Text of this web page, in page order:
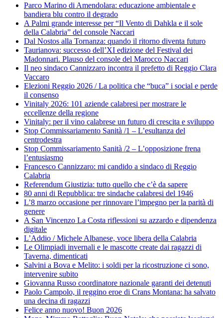
Parco Marino di Amendolara: educazione ambientale e
bandiera blu contro il degrado
A Palmi grande interesse per “Il Vento di Dahkla e il sole
della Calabria” del console Naccari
Dal Nostos alla Tornanza: quando il ritorno diventa futuro
Taurianova: successo dell’XI edizione del Festival dei
Madonnari. Plauso del console del Marocco Naccari
Il neo sindaco Cannizzaro incontra il prefetto di Reggio Clara
Vaccaro
Elezioni Reggio 2026 / La politica che “buca” i social e perde
il consenso
Vinitaly 2026: 101 aziende calabresi per mostrare le
eccellenze della regione
Vinitaly: per il vino calabrese un futuro di crescita e sviluppo
Stop Commissariamento Sanità /1 – L’esultanza del
centrodestra
Stop Commissariamento Sanità /2 – L’opposizione frena
l’entusiasmo
Francesco Cannizzaro: mi candido a sindaco di Reggio
Calabria
Referendum Giustizia: tutto quello che c’è da sapere
80 anni di Repubblica: tre sindache calabresi del 1946
L’8 marzo occasione per rinnovare l’impegno per la parità di
genere
A San Vincenzo La Costa riflessioni su azzardo e dipendenza
digitale
L’Addio / Michele Albanese, voce libera della Calabria
Le Olimpiadi invernali e le mascotte create dai ragazzi di
Taverna, dimenticati
Salvini a Bova e Melito: i soldi per la ricostruzione ci sono,
intervenire subito
Giovanna Russo coordinatore nazionale garanti dei detenuti
Paolo Campolo, il reggino eroe di Crans Montana: ha salvato
una decina di ragazzi
Felice anno nuovo! Buon 2026